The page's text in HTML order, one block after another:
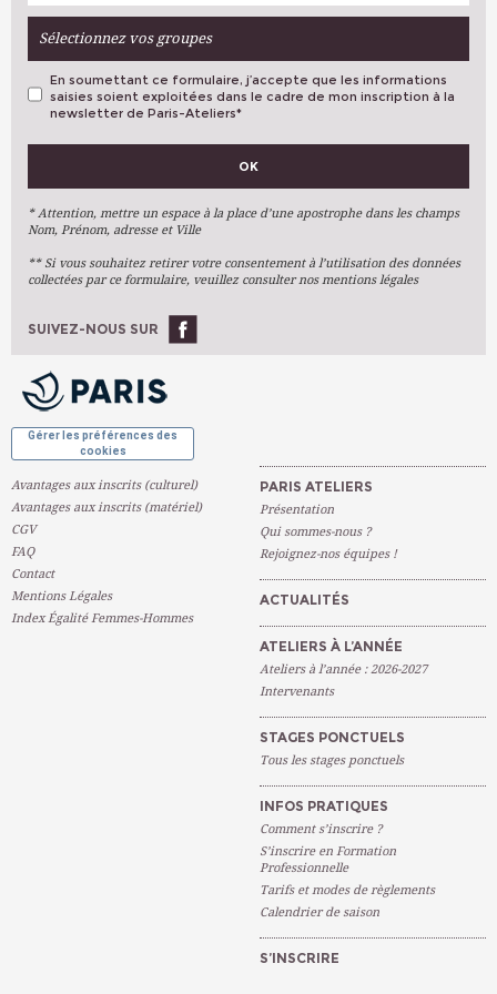
Sélectionnez vos groupes
VOS PRÉFÉRENCES
Arts Plastiques
Arts Du Texte
Arts Numériques
Ateliers À L'année
En soumettant ce formulaire, j’accepte que les informations
saisies soient exploitées dans le cadre de mon inscription à la
newsletter de Paris-Ateliers*
OK
* Attention, mettre un espace à la place d’une apostrophe dans les champs
Nom, Prénom, adresse et Ville
** Si vous souhaitez retirer votre consentement à l’utilisation des données
collectées par ce formulaire, veuillez consulter nos mentions légales
SUIVEZ-NOUS SUR
Gérer les préférences des
cookies
Avantages aux inscrits (culturel)
Avantages aux inscrits (matériel)
CGV
FAQ
Contact
Mentions Légales
Index Égalité Femmes-Hommes
PARIS ATELIERS
Présentation
Qui sommes-nous ?
Rejoignez-nos équipes !
ACTUALITÉS
ATELIERS À L’ANNÉE
Ateliers à l’année : 2026-2027
Intervenants
STAGES PONCTUELS
Tous les stages ponctuels
INFOS PRATIQUES
Comment s’inscrire ?
S’inscrire en Formation
Professionnelle
Tarifs et modes de règlements
Calendrier de saison
S’INSCRIRE